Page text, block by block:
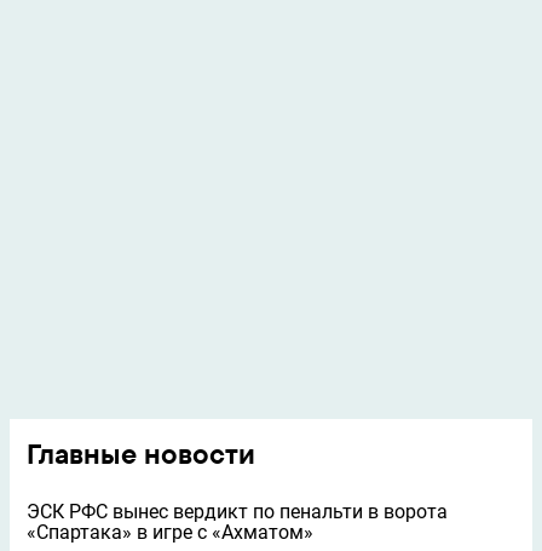
Главные новости
ЭСК РФС вынес вердикт по пенальти в ворота
«Спартака» в игре с «Ахматом»